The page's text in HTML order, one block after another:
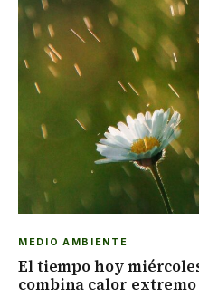
MEDIO AMBIENTE
El tiempo hoy
combina calor